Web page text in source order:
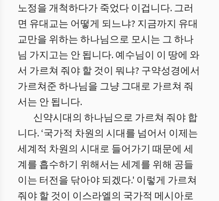
노정을 개척하다가 죽었다 이겁니다. 그러
면 유대교는 어떻게 되느냐? 지금까지 유대
교만을 위하는 하나님으로 모시는 그 하나
님 가지고는 안 됩니다. 예수님이 이 땅에 와
서 가르쳐 줘야 할 것이 뭐냐? 구약성경에서
가르쳐준 하나님을 그냥 그대로 가르쳐 줘
서는 안 됩니다.
신약시대의 하나님으로 가르쳐 줘야 합
니다. ‘국가적 차원의 시대를 넘어서 이제는
세계적 차원의 시대로 들어가기 때문에 세
계를 흡수하기 위해서는 세계를 위해 공들
이는 터전을 닦아야 되겠다.' 이렇게 가르쳐
줘야 할 것이 이스라엘의 국가적 메시아로